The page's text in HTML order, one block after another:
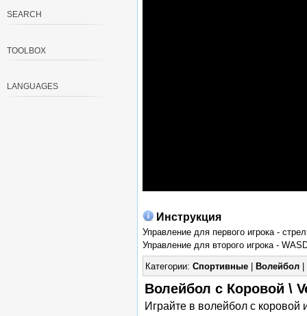
Инструкция
Управление для первого игрока -
Управление для второго игрока -
Категории: Спортивные| Волейбол|
Волейбол с Коровой \
Играйте в волейбол с коровой
SEARCH
TOOLBOX
LANGUAGES